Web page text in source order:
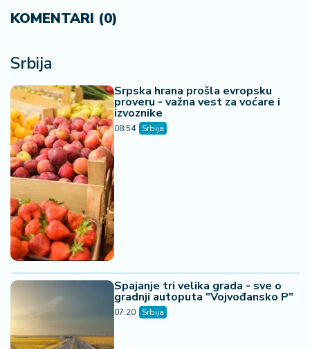
KOMENTARI (0)
Srbija
Srpska hrana prošla evropsku
proveru - važna vest za voćare i
izvoznike
08:54 Srbija
Spajanje tri velika grada - sve o
gradnji autoputa "Vojvođansko P"
07:20 Srbija